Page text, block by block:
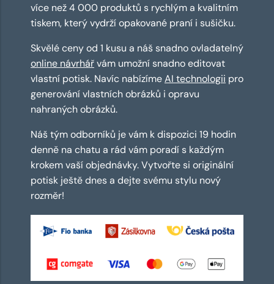
více než 4 000 produktů s rychlým a kvalitním
tiskem, který vydrží opakované praní i sušičku.
Skvělé ceny od 1 kusu a náš snadno ovladatelný
online návrhářvám umožní snadno editovat
vlastní potisk. Navíc nabízímeAI technologii pro
generování vlastních obrázků i opravu
nahraných obrázků.
Náš tým odborníků je vám k dispozici 19 hodin
denně na chatu a rád vám poradí s každým
krokem vaší objednávky. Vytvořte si originální
potisk ještě dnes a dejte svému stylu nový
rozměr!